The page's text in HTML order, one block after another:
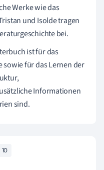
Werke wie das
und Isolde tragen
bei.
ist für das
sowie für das Lernen der
Informationen
sind.
10